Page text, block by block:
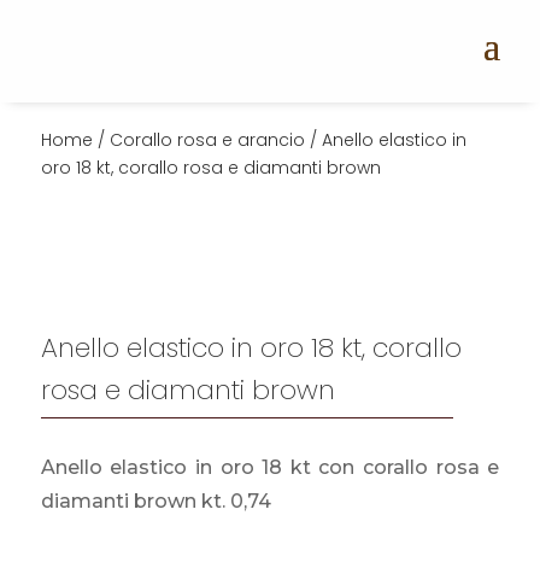
Home / Corallo rosa e arancio / Anello elastico in
oro 18 kt, corallo rosa e diamanti brown
Anello elastico in oro 18 kt, corallo
rosa e diamanti brown
Anello elastico in oro 18 kt con corallo rosa e
diamanti brown kt. 0,74